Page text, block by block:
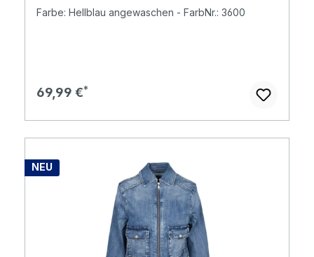
Farbe: Hellblau angewaschen - FarbNr.: 3600
Regulärer Preis:
69,99 €
NEU